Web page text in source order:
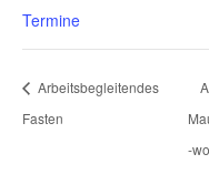
Termine
Arbeitsbegleitendes
Fasten
-